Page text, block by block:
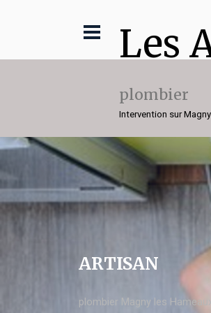
Les
plombier
Intervention sur
ARTISAN
plombier Magny les Hameaux